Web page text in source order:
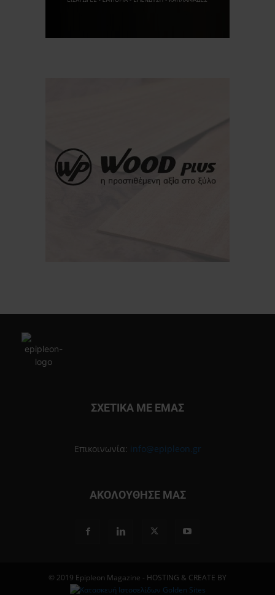
ΣΧΕΤΙΚΑ ΜΕ ΕΜΑΣ
Επικοινωνία: info@epipleon.gr
ΑΚΟΛΟΥΘΗΣΕ ΜΑΣ
© 2019 Epipleon Magazine - HOSTING & CREATE BY